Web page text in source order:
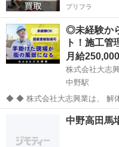
プリフラ
◎未経験か
ト！施工
月給
株式会社大志
中野駅
◆ ◆ 株式会社大志興業は、 解体工事を中心に内装工事やリノベーシ
ョン工事まで幅広く手掛ける総
ど多様な現場に対応し、解体か
ています。 20代～40代の...
中野駅
中野高田馬